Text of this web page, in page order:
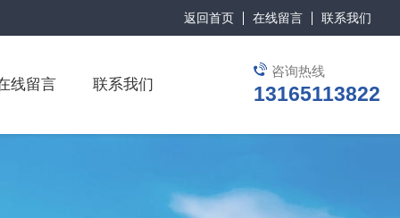
返回首页 在线留言 联系我们
咨询热线
13165113822
线留言 联系我们